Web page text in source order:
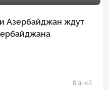
Азербайджан ждут
8 дней